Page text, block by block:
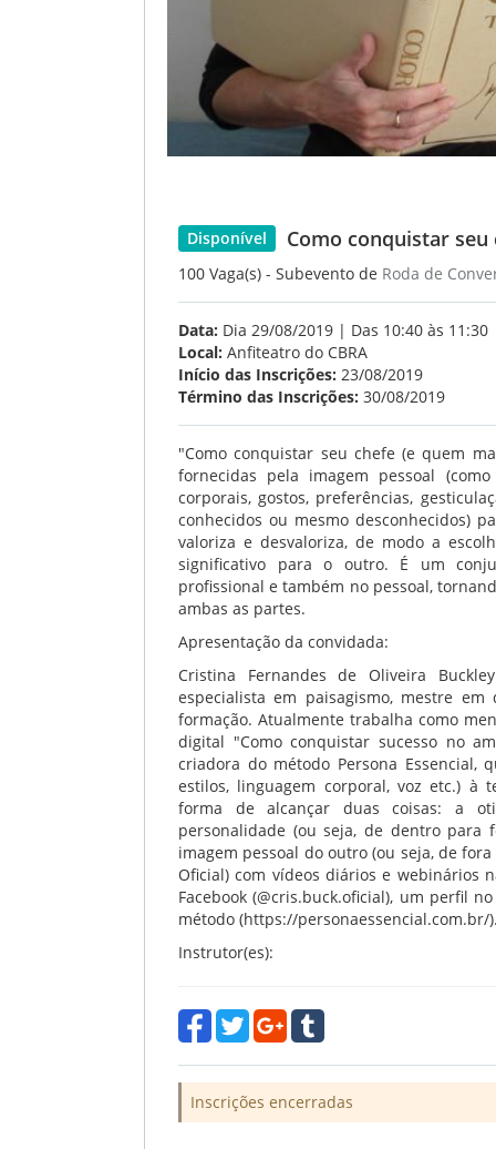
Disponível Como conquistar
100 Vaga(s) - Subevento de Roda de
Data: Dia 29/08/2019 | Das 10:40 às 11:30
Local: Anfiteatro do CBRA
Início das Inscrições: 23/08/2019
Término das Inscrições: 30/08/2019
"Como conquistar seu chefe (e quem
fornecidas pela imagem pessoal
corporais, gostos, preferências,
conhecidos ou mesmo desconhecidos)
valoriza e desvaloriza, de modo a
significativo para o outro. É um
profissional e também no pessoal,
ambas as partes.
Apresentação da convidada:
Cristina Fernandes de Oliveira
especialista em paisagismo, mestre
formação. Atualmente trabalha como
digital "Como conquistar sucesso no
criadora do método Persona Essencial,
estilos, linguagem corporal, voz etc.) à
forma de alcançar duas coisas: a
personalidade (ou seja, de dentro para
imagem pessoal do outro (ou seja, de
Oficial) com vídeos diários e webinários
Facebook (@cris.buck.oficial), um perfil
método (https://personaessencial.com.br/
Instrutor(es):
Inscrições encerradas